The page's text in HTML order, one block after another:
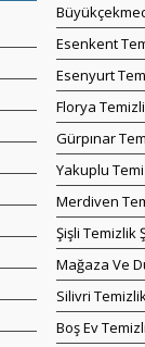
Esenkent
Esenyurt
Florya
Gürpınar
Yakuplu
Merdiven
Şişli Temizlik
Mağaza Ve
Silivri
Boş Ev